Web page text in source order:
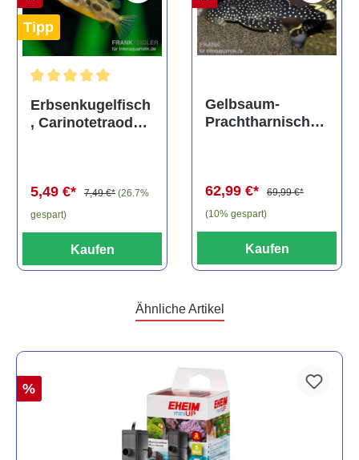
Tipp
Durchschnittliche Bewertung von 5 von 5 Sternen
Erbsenkugelfisch
, Carinotetraodon
5,49 €* 7,49 €* (26.7%
gespart)
Kaufen
Gelbsaum-
Prachtharnischw
62,99 €*
69,99 €*
(10% gespart)
Kaufen
Ähnliche Artikel
%